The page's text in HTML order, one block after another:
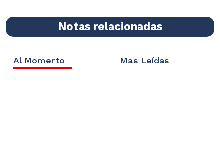
Notas relacionadas
Al Momento Mas Leídas